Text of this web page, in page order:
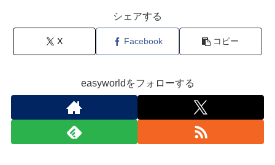
シェアする
X Facebook コピー
easyworldをフォローする